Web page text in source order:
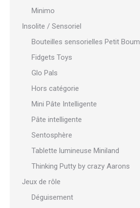
Minimo
Insolite / Sensoriel
Bouteilles sensorielles Petit Boum
Fidgets Toys
Glo Pals
Hors catégorie
Mini Pâte Intelligente
Pâte intelligente
Sentosphère
Tablette lumineuse Miniland
Thinking Putty by crazy Aarons
Jeux de rôle
Déguisement